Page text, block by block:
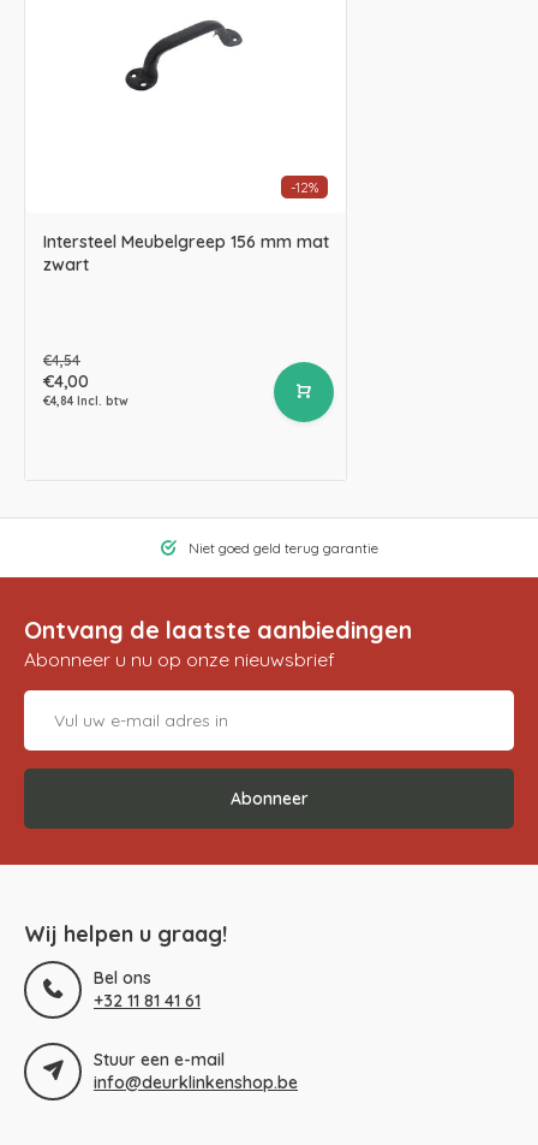
-12%
Intersteel Meubelgreep 156 mm mat
zwart
€4,54
€4,00
€4,84 Incl. btw
Niet goed geld terug garantie
Ontvang de laatste aanbiedingen
Abonneer u nu op onze nieuwsbrief
Abonneer
Wij helpen u graag!
Bel ons
+32 11 81 41 61
Stuur een e-mail
info@deurklinkenshop.be